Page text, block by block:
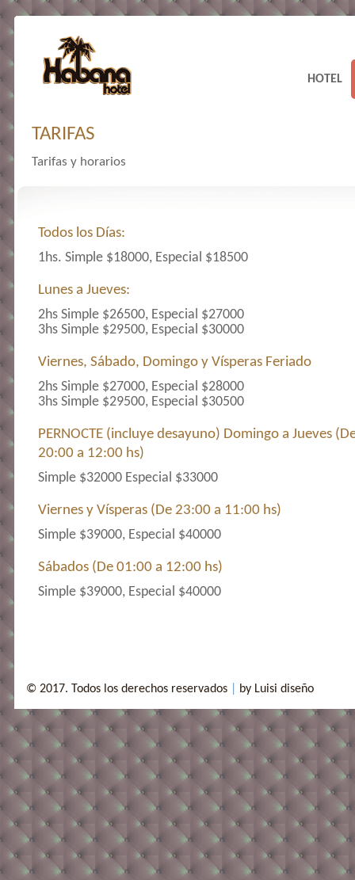
HOTEL
TARIFAS
Tarifas y horarios
Todos los Días:
1hs. Simple $18000, Especial $18500
Lunes a Jueves:
2hs Simple $26500, Especial $27000
3hs Simple $29500, Especial $30000
Viernes, Sábado, Domingo y Vísperas Feriado
2hs Simple $27000, Especial $28000
3hs Simple $29500, Especial $30500
PERNOCTE (incluye desayuno) Domingo a Jueves
20:00 a 12:00 hs)
Simple $32000 Especial $33000
Viernes y Vísperas (De 23:00 a 11:00 hs)
Simple $39000, Especial $40000
Sábados (De 01:00 a 12:00 hs)
Simple $39000, Especial $40000
© 2017. Todos los derechos reservados by Luisi diseño